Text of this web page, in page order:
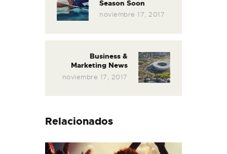
post:
Season Soon
noviembre 17, 2017
Next
post:
Business &
Marketing News
noviembre 17, 2017
Relacionados